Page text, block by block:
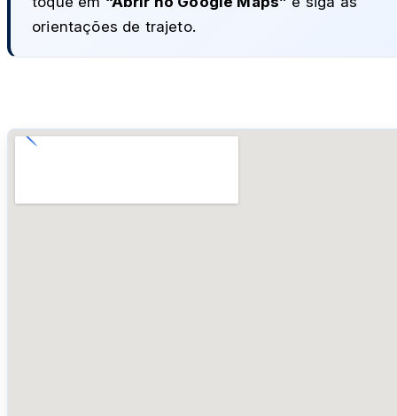
orientações de trajeto.